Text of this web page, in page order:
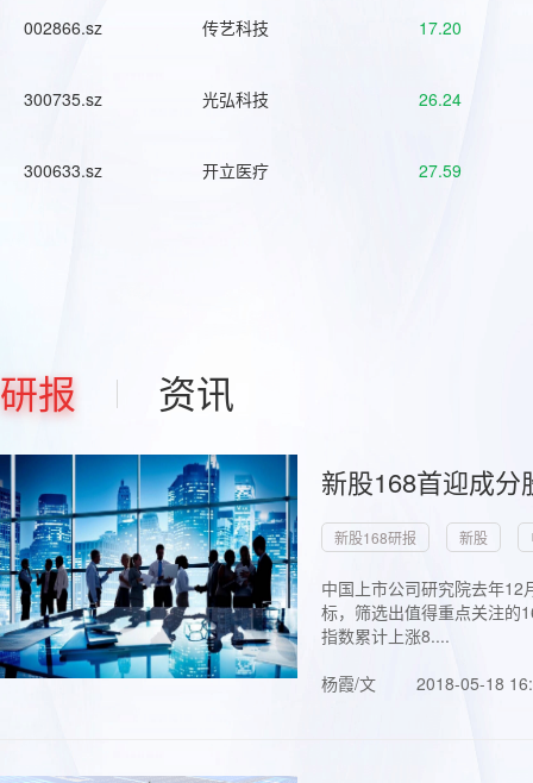
002866.sz 传艺科技 17.20
300735.sz 光弘科技 26.24
300633.sz 开立医疗 27.59
研报 资讯
新股168首迎成
新股168研报 新股
中国上市公司研究院去年
标，筛选出值得重点关注的
指数累计上涨8....
杨霞/文
2018-05-18